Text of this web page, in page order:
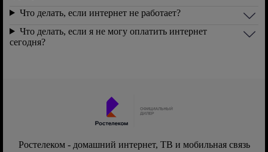
Что делать, если интернет не работает?
Что делать, если я не могу оплатить интернет
сегодня?
Ростелеком - домашний интернет, ТВ и мобильная связь